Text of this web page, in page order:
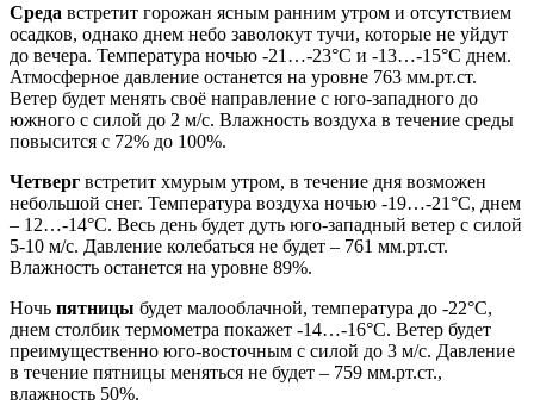
Среда встретит горожан ясным ранним утром и отсутствием
осадков, однако днем небо заволокут тучи, которые не уйдут
до вечера. Температура ночью -21…-23°С и -13…-15°С днем.
Атмосферное давление останется на уровне 763 мм.рт.ст.
Ветер будет менять своё направление с юго-западного до
южного с силой до 2 м/с. Влажность воздуха в течение среды
повысится с 72% до 100%.
Четверг встретит хмурым утром, в течение дня возможен
небольшой снег. Температура воздуха ночью -19…-21°С, днем
– 12…-14°С. Весь день будет дуть юго-западный ветер с силой
5-10 м/с. Давление колебаться не будет – 761 мм.рт.ст.
Влажность останется на уровне 89%.
Ночь пятницы будет малооблачной, температура до -22°С,
днем столбик термометра покажет -14…-16°С. Ветер будет
преимущественно юго-восточным с силой до 3 м/с. Давление
в течение пятницы меняться не будет – 759 мм.рт.ст.,
влажность 50%.